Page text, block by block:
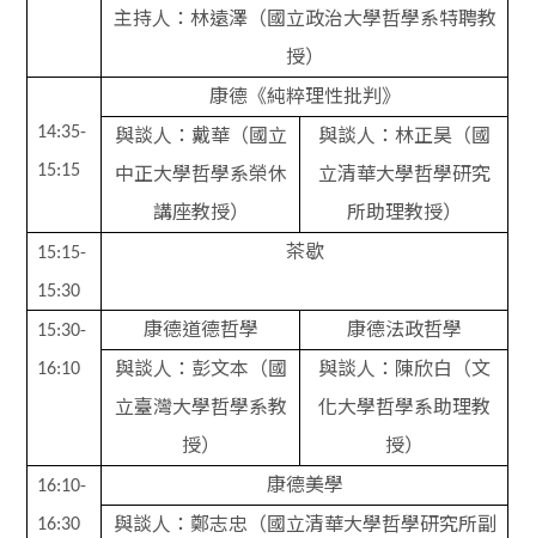
主持人：林遠澤（國立政治大學哲學系特聘教
授）
14:35-
15:15
康德《純粹理性批判》
與談人：戴華（國立
中正大學哲學系榮休
講座教授）
與談人：林正昊（國
立清華大學哲學研究
所助理教授）
15:15-
15:30
茶歇
15:30-
16:10
康德道德哲學
康德法政哲學
與談人：彭文本（國
立臺灣大學哲學系教
授）
與談人：陳欣白（文
化大學哲學系助理教
授）
16:10-
16:30
康德美學
與談人：鄭志忠（國立清華大學哲學研究所副